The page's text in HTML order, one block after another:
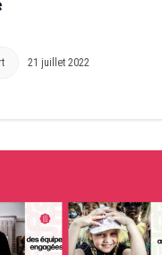
21 juillet 2022